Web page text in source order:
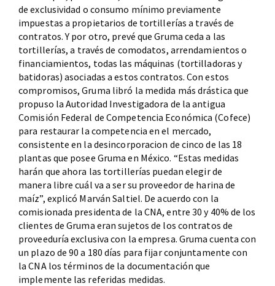
de exclusividad o consumo mínimo previamente
impuestas a propietarios de tortillerías a través de
contratos. Y por otro, prevé que Gruma ceda a las
tortillerías, a través de comodatos, arrendamientos o
financiamientos, todas las máquinas (tortilladoras y
batidoras) asociadas a estos contratos. Con estos
compromisos, Gruma libró la medida más drástica que
propuso la Autoridad Investigadora de la antigua
Comisión Federal de Competencia Económica (Cofece)
para restaurar la competencia en el mercado,
consistente en la desincorporacion de cinco de las 18
plantas que posee Gruma en México. “Estas medidas
harán que ahora las tortillerías puedan elegir de
manera libre cuál va a ser su proveedor de harina de
maíz”, explicó Marván Saltiel. De acuerdo con la
comisionada presidenta de la CNA, entre 30 y 40% de los
clientes de Gruma eran sujetos de los contratos de
proveeduría exclusiva con la empresa. Gruma cuenta con
un plazo de 90 a 180 días para fijar conjuntamente con
la CNA los términos de la documentación que
implemente las referidas medidas.